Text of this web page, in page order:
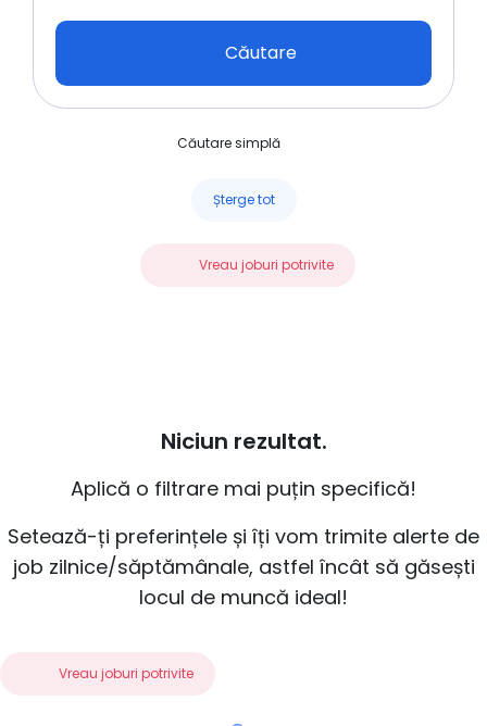
Căutare
Căutare simplă
Șterge tot
Vreau joburi potrivite
Niciun rezultat.
Aplică o filtrare mai puțin specifică!
Setează-ți preferințele și îți vom trimite alerte de
job zilnice/săptămânale, astfel încât să găsești
locul de muncă ideal!
Vreau joburi potrivite